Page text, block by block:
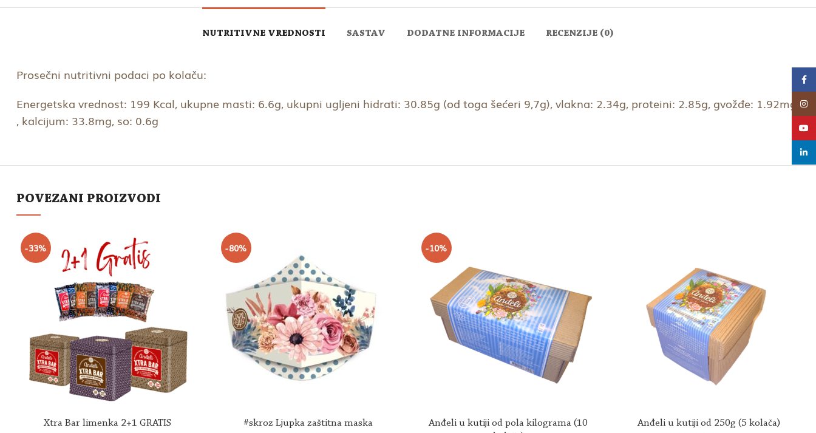
NUTRITIVNE VREDNOSTI SASTAV DODATNE INFORMACIJE RECENZIJE (0)
Prosečni nutritivni podaci po kolaču:
Energetska vrednost: 199 Kcal, ukupne masti: 6.6g, ukupni ugljeni hidrati: 30.85g (od toga šećeri 9,7g), vlakna: 2.34g, proteini: 2.85g, gvožđe: 1.92mg
, kalcijum: 33.8mg, so: 0.6g
POVEZANI PROIZVODI
-33%
Xtra Bar limenka 2+1 GRATIS
-80%
#skroz Ljupka zaštitna maska
-10%
Anđeli u kutiji od pola kilograma (10
Anđeli u kutiji od 250g (5 kolača)